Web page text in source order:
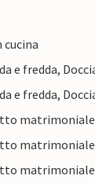
cucina
e fredda,
e fredda,